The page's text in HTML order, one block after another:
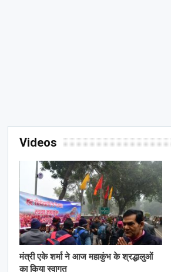
Videos
मंत्री एके शर्मा ने आज महाकुंभ के श्रद्धालुओं
का किया स्वागत